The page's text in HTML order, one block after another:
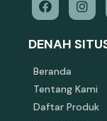
DENAH
Beranda
Tentang Kami
Daftar Produk